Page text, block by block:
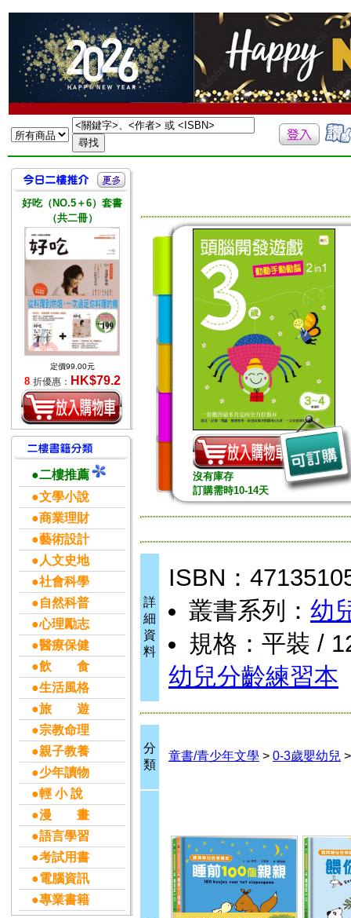
好吃（NO.5＋6）套書
（共二冊）
定價99.00元
8 折優惠： HK$79.2
●二樓推薦
●文學小說
●商業理財
●藝術設計
●人文史地
●社會科學
●自然科普
●心理勵志
●醫療保健
●飲 食
●生活風格
●旅 遊
●宗教命理
●親子教養
●少年讀物
●輕 小 說
●漫 畫
●語言學習
●考試用書
●電腦資訊
●專業書籍
沒有庫存
訂購需時10-14天
詳
細
資
料
ISBN：
叢書系列： 幼
規格：平裝 /
幼兒分齡練習本
分
類
童書/青少年文學 > 0-3歲嬰幼兒